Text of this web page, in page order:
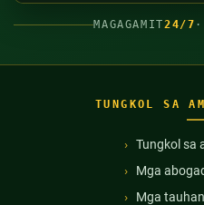
MAGAGAMIT24/7 ·
TUNGKOL SA
Tungkol sa
Mga
Mga tauhan